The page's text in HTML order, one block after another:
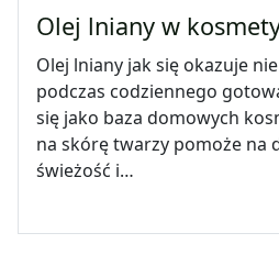
Olej lniany w
Olej lniany jak się okazuje
podczas codziennego
się jako baza domowych
na skórę twarzy pomoże na
świeżość i…